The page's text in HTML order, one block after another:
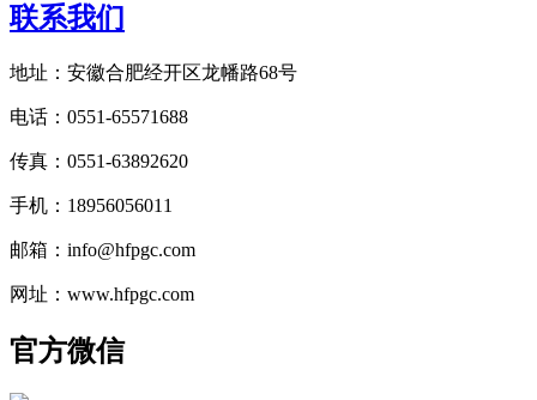
联系我们
地址：安徽合肥经开区龙幡路68号
电话：0551-65571688
传真：0551-63892620
手机：18956056011
邮箱：info@hfpgc.com
网址：www.hfpgc.com
官方微信